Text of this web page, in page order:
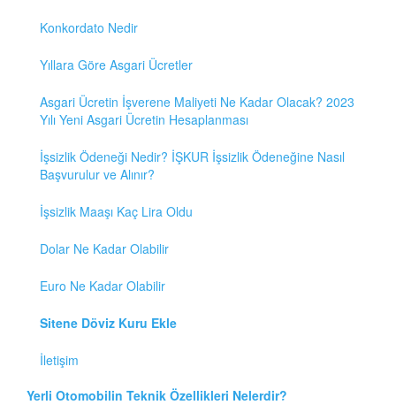
Konkordato Nedir
Yıllara Göre Asgari Ücretler
Asgari Ücretin İşverene Maliyeti Ne Kadar Olacak? 2023
Yılı Yeni Asgari Ücretin Hesaplanması
İşsizlik Ödeneği Nedir? İŞKUR İşsizlik Ödeneğine Nasıl
Başvurulur ve Alınır?
İşsizlik Maaşı Kaç Lira Oldu
Dolar Ne Kadar Olabilir
Euro Ne Kadar Olabilir
Sitene Döviz Kuru Ekle
İletişim
Yerli Otomobilin Teknik Özellikleri Nelerdir?